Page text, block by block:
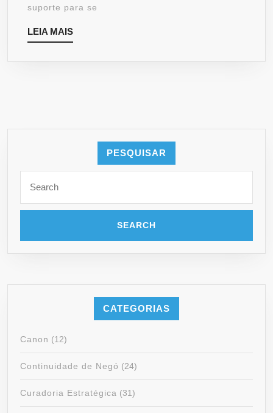
suporte para se
LEIA MAISLEIA
MAIS
PESQUISAR
for:
CATEGORIAS
Canon (12)
Continuidade de Negó (24)
Curadoria Estratégica (31)